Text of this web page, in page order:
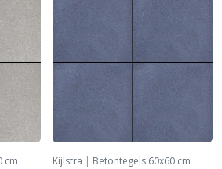
cm Kijlstra | Betontegels 60x60 cm